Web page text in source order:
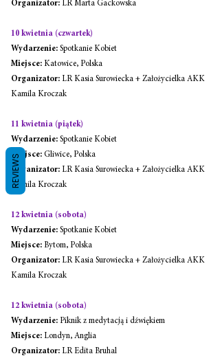
Organizator: LR Marta Gackowska
10 kwietnia (czwartek)
Wydarzenie: Spotkanie Kobiet
Miejsce: Katowice, Polska
Organizator: LR Kasia Surowiecka + Założycielka AKK
Kamila Kroczak
11 kwietnia (piątek)
Wydarzenie: Spotkanie Kobiet
Miejsce: Gliwice, Polska
Organizator: LR Kasia Surowiecka + Założycielka AKK
Kamila Kroczak
12 kwietnia (sobota)
Wydarzenie: Spotkanie Kobiet
Miejsce: Bytom, Polska
Organizator: LR Kasia Surowiecka + Założycielka AKK
Kamila Kroczak
12 kwietnia (sobota)
Wydarzenie: Piknik z medytacją i dźwiękiem
Miejsce: Londyn, Anglia
Organizator: LR Edita Bruhal
REVIEWS